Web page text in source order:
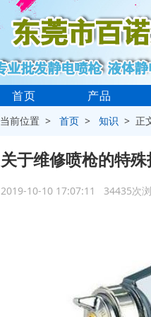
首页 产品
当前位置 >首页 >知识 > 正
关于维修喷枪的特
2019-10-10 17:07:11 34435次